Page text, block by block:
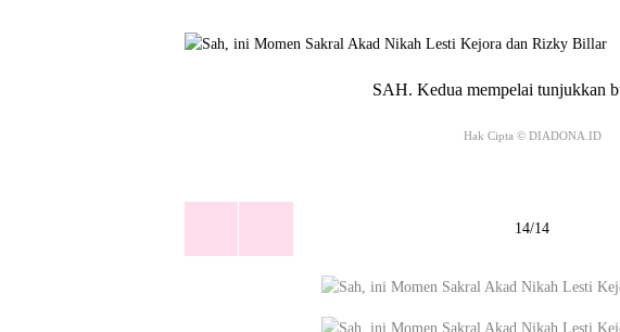
SAH. Kedua mempelai tunjukkan
Hak Cipta © DIADONA.ID
14/14